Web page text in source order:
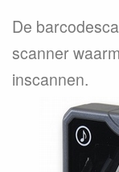
De
scanner
inscannen.